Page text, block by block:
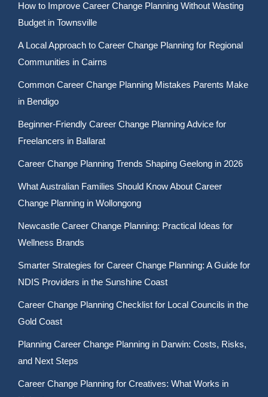
How to Improve Career Change Planning Without Wasting
Budget in Townsville
A Local Approach to Career Change Planning for Regional
Communities in Cairns
Common Career Change Planning Mistakes Parents Make
in Bendigo
Beginner-Friendly Career Change Planning Advice for
Freelancers in Ballarat
Career Change Planning Trends Shaping Geelong in 2026
What Australian Families Should Know About Career
Change Planning in Wollongong
Newcastle Career Change Planning: Practical Ideas for
Wellness Brands
Smarter Strategies for Career Change Planning: A Guide for
NDIS Providers in the Sunshine Coast
Career Change Planning Checklist for Local Councils in the
Gold Coast
Planning Career Change Planning in Darwin: Costs, Risks,
and Next Steps
Career Change Planning for Creatives: What Works in